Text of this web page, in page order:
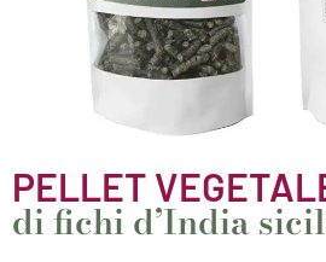
PELLET
di fichi d’India